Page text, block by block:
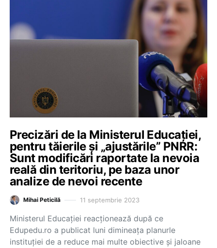
Precizări de la Ministerul Educației,
pentru tăierile și „ajustările” PNRR:
Sunt modificări raportate la nevoia
reală din teritoriu, pe baza unor
analize de nevoi recente
Mihai Peticilă 11 septembrie 2023
Ministerul Educației reacționează după ce
Edupedu.ro a publicat luni dimineața planurle
instituției de a reduce mai multe obiective și jaloane